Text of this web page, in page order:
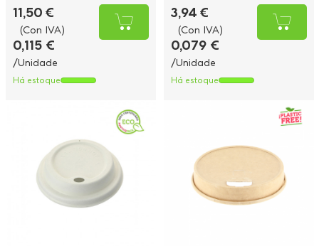
11,50 €
(Con IVA)
0,115 €
/Unidade
Há estoque
3,94 €
(Con IVA)
0,079 €
/Unidade
Há estoque